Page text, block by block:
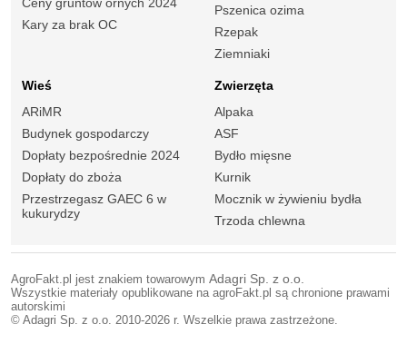
Kary za brak OC
Pszenica ozima
Rzepak
Ziemniaki
Wieś
ARiMR
Budynek gospodarczy
Dopłaty bezpośrednie 2024
Dopłaty do zboża
Przestrzegasz GAEC 6 w
kukurydzy
Zwierzęta
Alpaka
ASF
Bydło mięsne
Kurnik
Mocznik w żywieniu bydła
Trzoda chlewna
AgroFakt.pl jest znakiem towarowym Adagri Sp. z o.o.
Wszystkie materiały opublikowane na agroFakt.pl są chronione prawami
autorskimi
© Adagri Sp. z o.o. 2010-2026 r. Wszelkie prawa zastrzeżone.